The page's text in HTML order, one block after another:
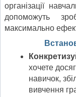
організації
допоможуть
максимально
хочете
навичок,
вивчення